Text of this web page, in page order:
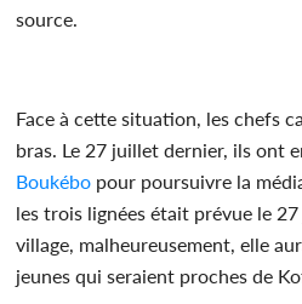
source.
Face à cette situation, les chefs
bras. Le 27 juillet dernier, ils ont
Boukébo pour poursuivre la
les trois lignées était prévue le
village, malheureusement, elle
jeunes qui seraient proches de